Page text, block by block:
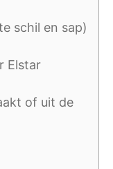
schil en sap)
Elstar
of uit de